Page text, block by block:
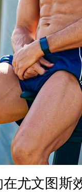
在尤文图斯